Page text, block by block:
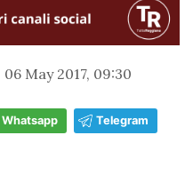
06 May 2017, 09:30
Whatsapp Telegram